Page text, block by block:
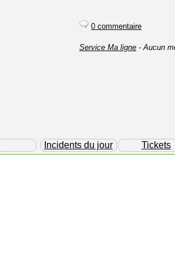
0 commentaire
Service Ma ligne - Aucun
Incidents du jour Tickets